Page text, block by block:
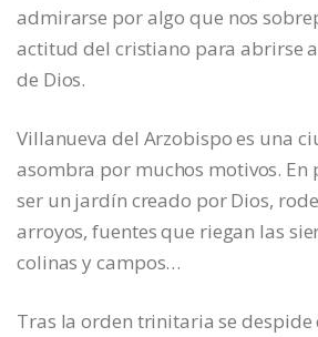
admirarse por algo que nos
actitud del cristiano para abrirse
de Dios.
Villanueva del Arzobispo es una
asombra por muchos motivos.
ser un jardín creado por Dios,
arroyos, fuentes que riegan las
colinas y campos…
Tras la orden trinitaria se despide